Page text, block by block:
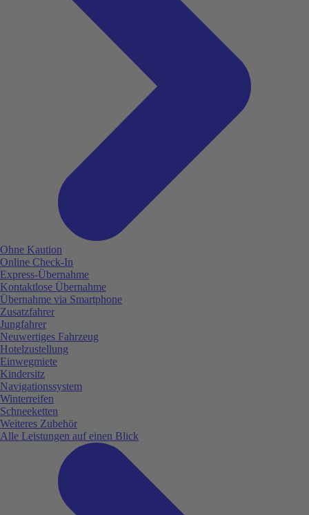
Ohne Kaution
Online Check-In
Express-Übernahme
Kontaktlose Übernahme
Übernahme via Smartphone
Zusatzfahrer
Jungfahrer
Neuwertiges Fahrzeug
Hotelzustellung
Einwegmiete
Kindersitz
Navigationssystem
Winterreifen
Schneeketten
Weiteres Zubehör
Alle Leistungen auf einen Blick